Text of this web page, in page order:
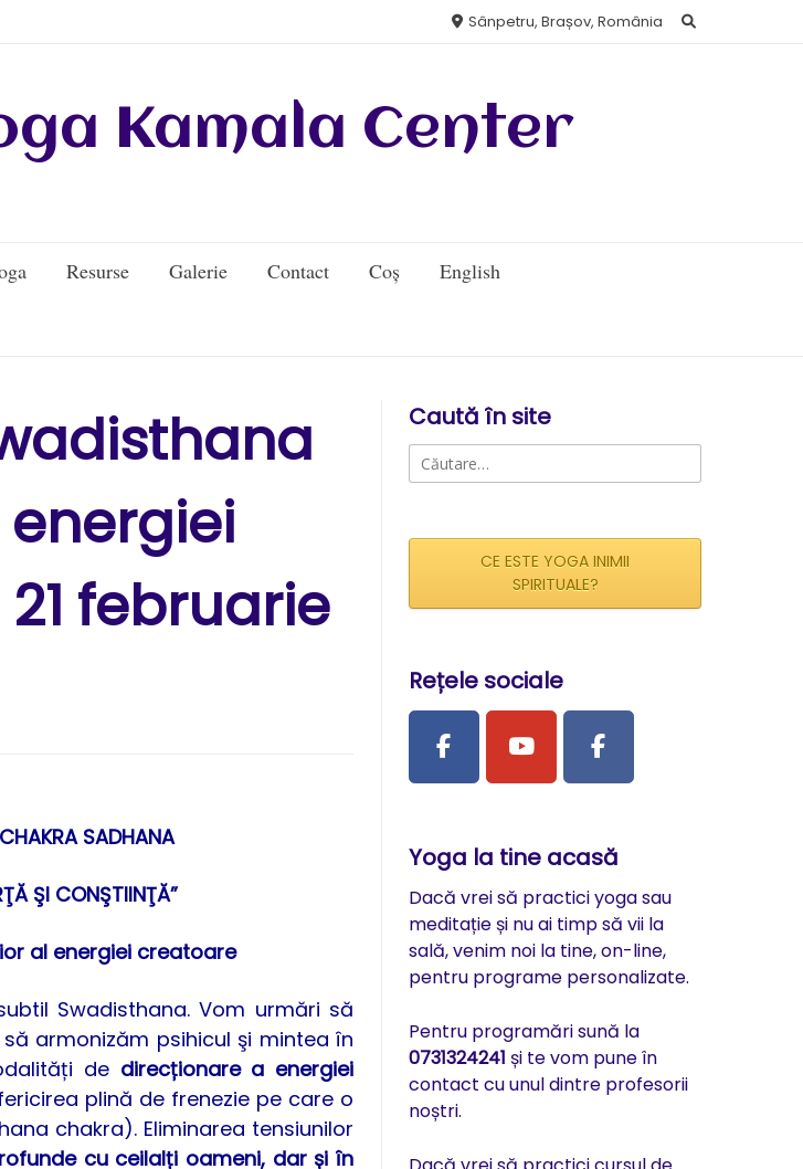
Sânpetru, Brașov, România
Kamala Center
Resurse Galerie Contact Coș English
februarie
SADHANA
ŞI CONŞTIINŢĂ”
al energiei creatoare
Swadisthana. Vom urmări să
să armonizăm psihicul şi mintea în
de direcționare a energiei
plină de frenezie pe care o
chakra). Eliminarea tensiunilor
cu ceilalți oameni, dar și în
Caută în site
Caută
după:
CE ESTE YOGA INIMII
SPIRITUALE?
Rețele sociale
Yoga la tine acasă
Dacă vrei să practici yoga sau
meditație și nu ai timp să vii la
sală, venim noi la tine, on-line,
pentru programe personalizate.
Pentru programări sună la
0731324241 și te vom pune în
contact cu unul dintre profesorii
noștri.